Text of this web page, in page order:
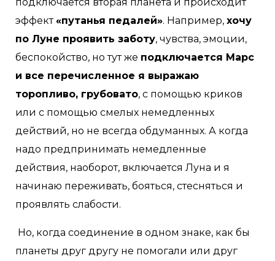
эффект«путанья педалей». Например, хочу
по Луне проявить заботу, чувства, эмоции,
беспокойство, но тут же подключается Марс
и все перечисленное я выражаю
торопливо, грубовато, с помощью криков
или с помощью смелых немедленных
действий, но не всегда обдуманных. А когда
надо предпринимать немедленные
действия, наоборот, включается Луна и я
начинаю переживать, бояться, стесняться и
проявлять слабости.
Но, когда соединение в одном знаке, как бы
планеты друг другу не помогали или друг